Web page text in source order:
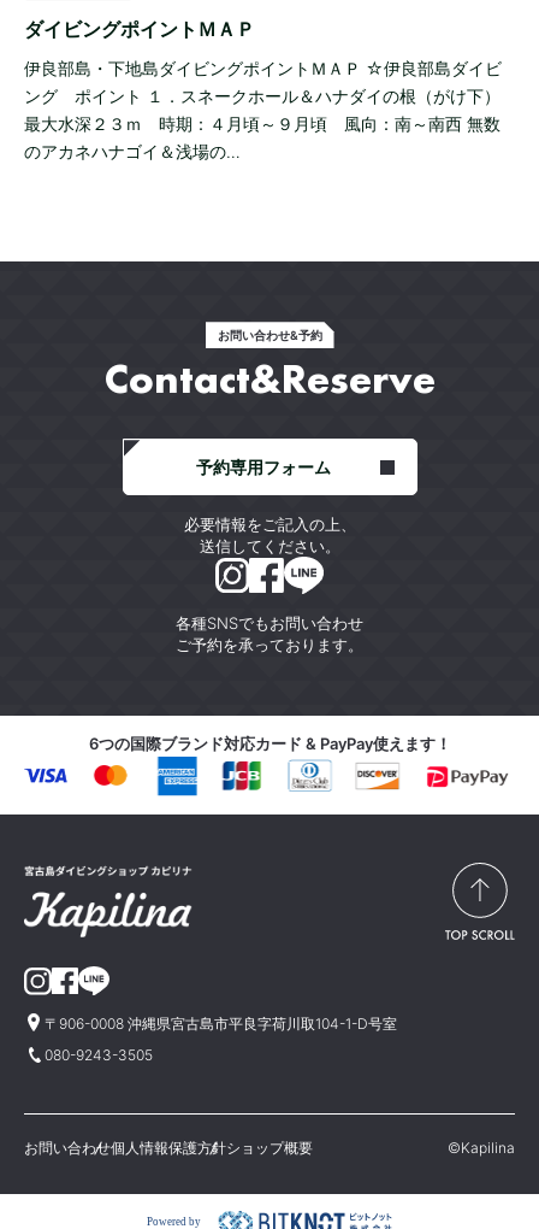
ダイビングポイントＭＡＰ
伊良部島・下地島ダイビングポイントＭＡＰ ☆伊良部島ダイビ
ング ポイント １．スネークホール＆ハナダイの根（がけ下）
最大水深２３ｍ 時期：４月頃～９月頃 風向：南～南西 無数
のアカネハナゴイ＆浅場の…
お問い合わせ&予約
Contact&Reserve
各種SNSでもお問い合わせ
ご予約を承っております。
予約専用フォーム
必要情報をご記入の上、
送信してください。
6つの国際ブランド対応カード & PayPay使えます！
〒906-0008 沖縄県宮古島市平良字荷川取104-1-D号室
080-9243-3505
お問い合わせ個人情報保護方針ショップ概要 ©Kapilina